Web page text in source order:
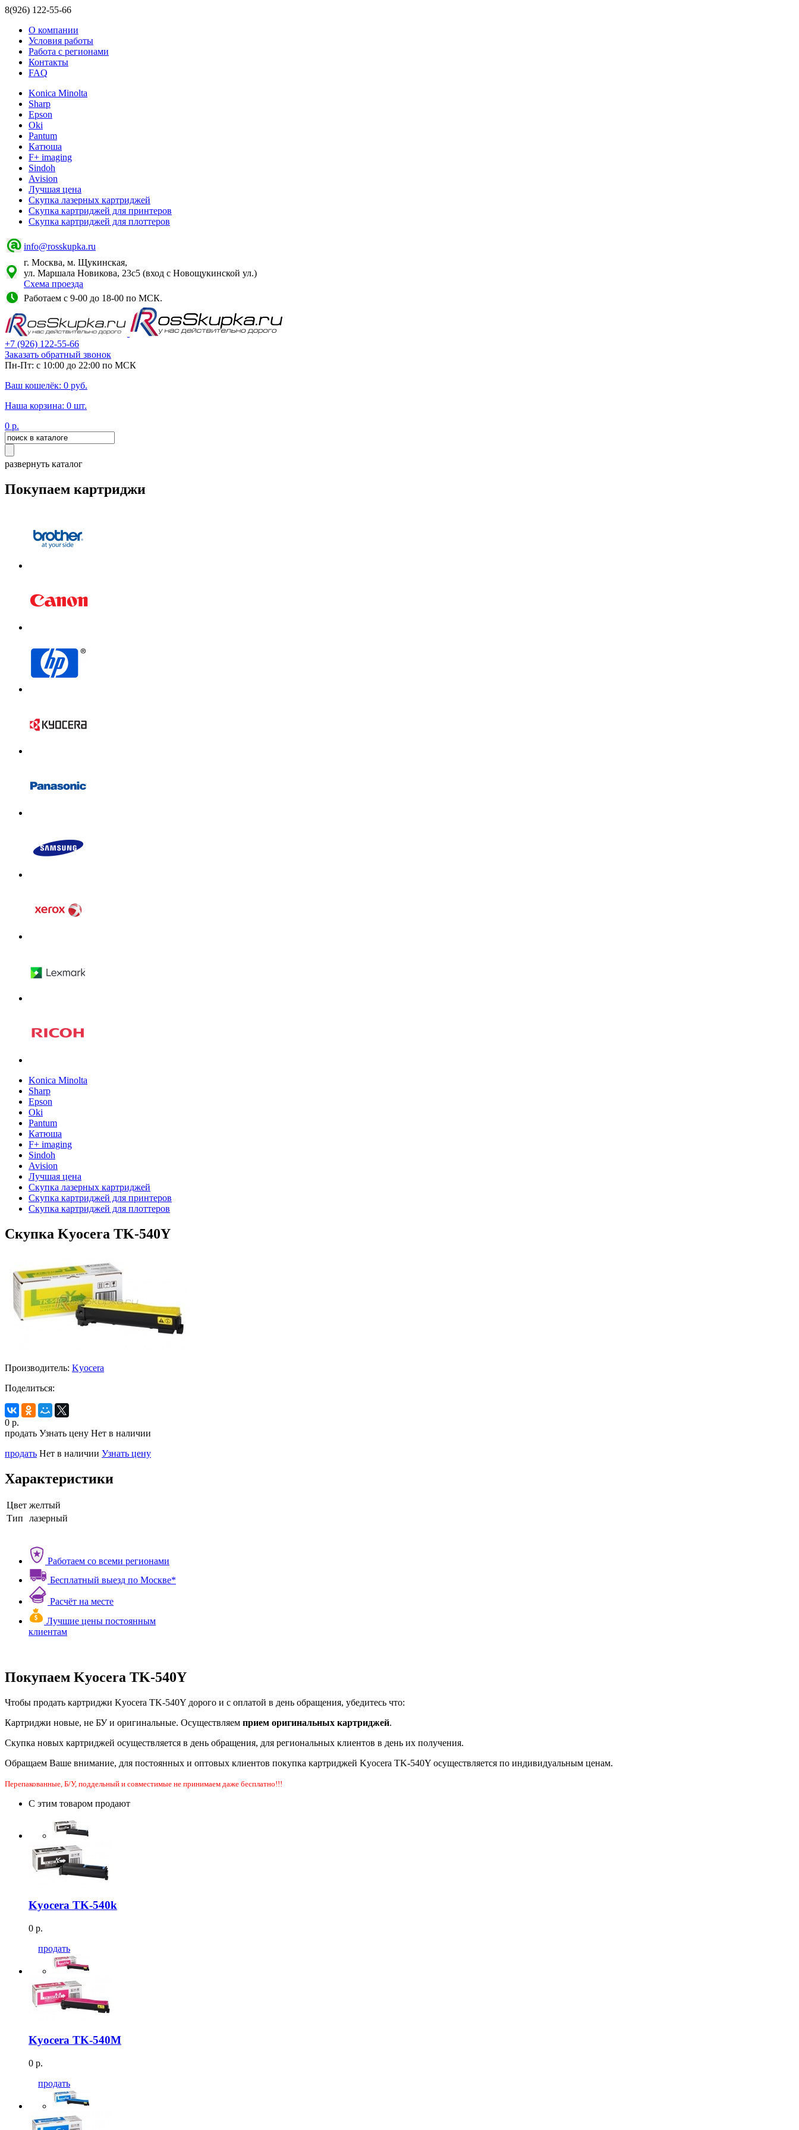
8(926) 122-55-66
О компании
Условия работы
Работа с регионами
Контакты
FAQ
Konica Minolta
Sharp
Epson
Oki
Pantum
Катюша
F+ imaging
Sindoh
Avision
Лучшая цена
Скупка лазерных картриджей
Скупка картриджей для принтеров
Скупка картриджей для плоттеров
info@rosskupka.ru
г. Москва, м. Щукинская,
ул. Маршала Новикова, 23с5 (вход с Новощукинской ул.)
Схема проезда
Работаем с 9-00 до 18-00 по МСК.
+7 (926) 122-55-66
Заказать обратный звонок
Пн-Пт: с 10:00 до 22:00 по МСК
Ваш кошелёк: 0 руб.
Наша корзина: 0 шт.
0 р.
развернуть каталог
Покупаем картриджи
Konica Minolta
Sharp
Epson
Oki
Pantum
Катюша
F+ imaging
Sindoh
Avision
Лучшая цена
Скупка лазерных картриджей
Скупка картриджей для принтеров
Скупка картриджей для плоттеров
Скупка Kyocera TK-540Y
Производитель: Kyocera
Поделиться:
0 р.
продать Узнать цену Нет в наличии
продать Нет в наличии Узнать цену
Характеристики
Цвет желтый
Тип
лазерный
Работаем со всеми регионами
Бесплатный выезд по Москве*
Расчёт на месте
Лучшие цены постоянным
клиентам
Покупаем Kyocera TK-540Y
Чтобы продать картриджи Kyocera TK-540Y дорого и с оплатой в день обращения, убедитесь что:
Картриджи новые, не БУ и оригинальные. Осуществляем прием оригинальных картриджей.
Скупка новых картриджей осуществляется в день обращения, для региональных клиентов в день их получения.
Обращаем Ваше внимание, для постоянных и оптовых клиентов покупка картриджей Kyocera TK-540Y осуществляется по индивидуальным ценам.
Перепакованные, Б/У, поддельный и совместимые не принимаем даже бесплатно!!!
С этим товаром продают
Kyocera TK-540k
0 р.
продать
Kyocera TK-540M
0 р.
продать